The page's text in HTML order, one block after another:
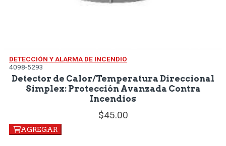
DETECCIÓN Y ALARMA DE INCENDIO
4098-5293
Detector de Calor/Temperatura Direccional
Simplex: Protección Avanzada Contra
Incendios
45.00
AGREGAR